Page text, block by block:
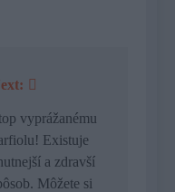
vyprážanému
Existuje
a zdravší
Môžete si